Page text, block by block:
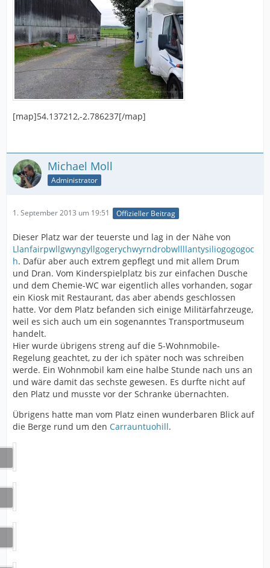
[map]54.137212,-2.786237[/map]
Michael Moll
Administrator
1. September 2013 um 19:51 Offizieller Beitrag
Dieser Platz war der teuerste und lag in der Nähe von
Llanfairpwllgwyngyllgogerychwyrndrobwllllantysiliogogogoc
h. Dafür aber auch extrem gepflegt und mit allem Drum
und Dran. Vom Kinderspielplatz bis zur einfachen Dusche
und dem Chemie-WC war eigentlich alles vorhanden, sogar
ein Kiosk mit Restaurant, das aber abends geschlossen
hatte. Vor dem Platz befanden sich einige Militärfahrzeuge,
weil es sich auch um ein sogenanntes Transportmuseum
handelt.
Hier wurde übrigens streng auf die 5-Wohnmobile-
Regelung geachtet, zu der ich später noch was schreiben
werde. Ein Wohnmobil kam eine halbe Stunde nach uns an
und wäre damit das sechste gewesen. Es durfte nicht auf
den Platz und musste vor der Schranke übernachten.
Übrigens hatte man vom Platz einen wunderbaren Blick auf
die Berge rund um den Carrauntuohill.